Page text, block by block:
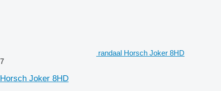
randaal Horsch Joker 8HD
7
Horsch Joker 8HD